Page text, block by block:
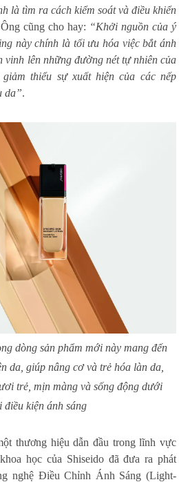
là tìm ra cách kiểm soát và điều khiển
Ông cũng cho hay: “Khởi nguồn của ý
này chính là tối ưu hóa việc bắt ánh
vinh lên những đường nét tự nhiên của
thiểu sự xuất hiện của các nếp
da”.
dòng sản phẩm mới này mang đến
da, giúp nâng cơ và trẻ hóa làn da,
trẻ, mịn màng và sống động dưới
điều kiện ánh sáng
thương hiệu dẫn đầu trong lĩnh vực
học của Shiseido đã đưa ra phát
nghệ Điều Chỉnh Ánh Sáng (Light-